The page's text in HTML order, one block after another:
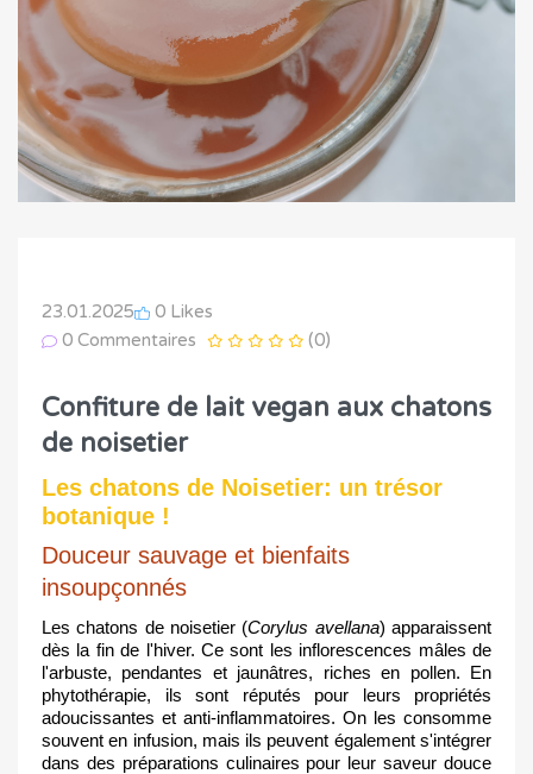
23.01.2025
0 Likes
0 Commentaires
(0)
Confiture de lait vegan aux chatons
de noisetier
Les chatons de Noisetier: un trésor
botanique !
Douceur sauvage et bienfaits
insoupçonnés
Les chatons de noisetier (Corylus avellana) apparaissent
dès la fin de l'hiver. Ce sont les inflorescences mâles de
l'arbuste, pendantes et jaunâtres, riches en pollen. En
phytothérapie, ils sont réputés pour leurs propriétés
adoucissantes et anti-inflammatoires. On les consomme
souvent en infusion, mais ils peuvent également s'intégrer
dans des préparations culinaires pour leur saveur douce